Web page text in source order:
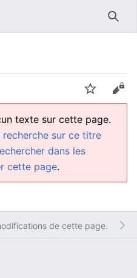
Suivre
texte sur cette page.
recherche sur ce titre
dans les
cette page.
de cette page.